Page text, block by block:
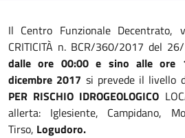
Il Centro Funzionale Decentrato,
CRITICITÀ n. BCR/360/2017 del
dalle ore 00:00 e sino alle ore
dicembre 2017 si prevede il livello
PER RISCHIO IDROGEOLOGICO
allerta: Iglesiente, Campidano,
Tirso, Logudoro.